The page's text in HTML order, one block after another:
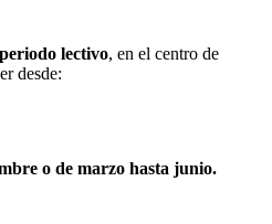
lectivo, en el centro de
desde:
o de marzo hasta junio.